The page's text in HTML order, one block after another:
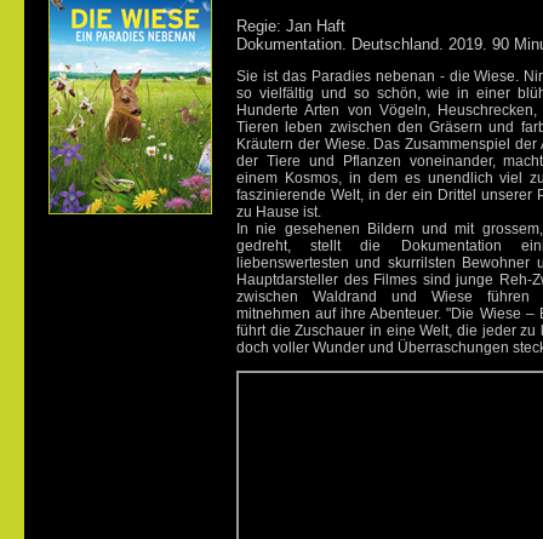
Regie: Jan Haft
Dokumentation. Deutschland. 2019. 90
Sie ist das Paradies nebenan - die Wiese.
so vielfältig und so schön, wie in einer
Hunderte Arten von Vögeln,
Tieren leben zwischen den Gräsern und
Kräutern der Wiese. Das Zusammenspiel der
der Tiere und Pflanzen voneinander,
einem Kosmos, in dem es unendlich viel
faszinierende Welt, in der ein Drittel unserer
zu Hause ist.
In nie gesehenen Bildern und mit
gedreht, stellt die Dokumentation
liebenswertesten und skurrilsten Bewohner
Hauptdarsteller des Filmes sind junge Reh-
zwischen Waldrand und Wiese führen
mitnehmen auf ihre Abenteuer. "Die Wiese –
führt die Zuschauer in eine Welt, die jeder
doch voller Wunder und Überraschungen